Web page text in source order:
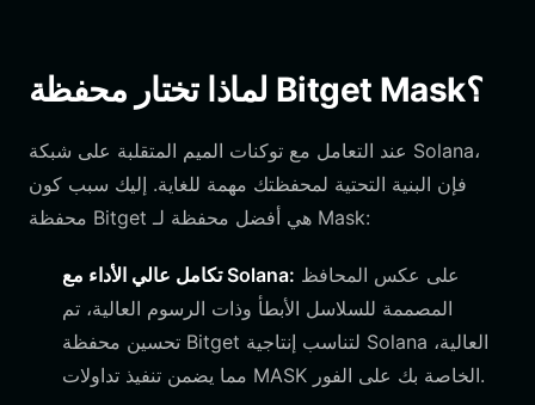
لماذا تختار محفظة Bitget Mask؟
عند التعامل مع توكنات الميم المتقلبة على شبكة Solana،
فإن البنية التحتية لمحفظتك مهمة للغاية. إليك سبب كون
محفظة Bitget هي أفضل محفظة لـ Mask:
تكامل عالي الأداء مع Solana:
المصممة للسلاسل الأبطأ وذات الرسوم العالية، تم
تحسين محفظة Bitget لتناسب إنتاجية Solana العالية،
مما يضمن تنفيذ تداولات MASK الخاصة بك على الفور.